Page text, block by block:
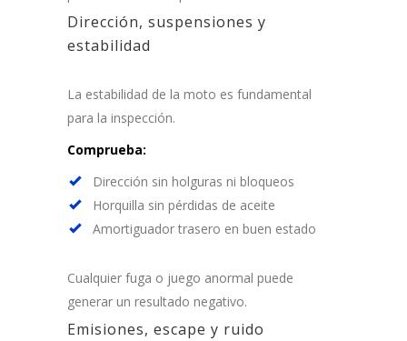
Dirección, suspensiones y
estabilidad
La estabilidad de la moto es fundamental
para la inspección.
Comprueba:
Dirección sin holguras ni bloqueos
Horquilla sin pérdidas de aceite
Amortiguador trasero en buen estado
Cualquier fuga o juego anormal puede
generar un resultado negativo.
Emisiones, escape y ruido